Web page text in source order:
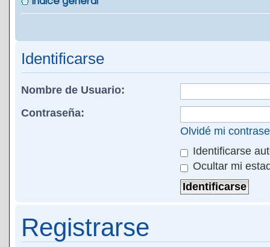
Identificarse
Nombre de Usuario:
Contraseña:
Olvidé mi
Identificarse
Ocultar mi
Registrarse